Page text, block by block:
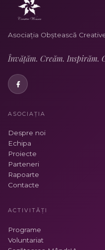
Asociația Obștească
Învățăm. Creăm. Inspirăm.
ASOCIAȚIA
Despre noi
Echipa
Proiecte
Parteneri
Rapoarte
Contacte
ACTIVITĂȚI
Programe
Voluntariat